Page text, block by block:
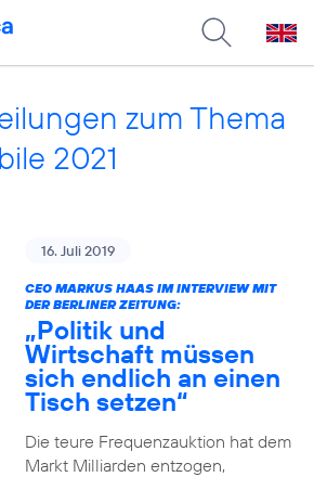
zum Thema
2021
16. Juli 2019
CEO MARKUS HAAS IM INTERVIEW MIT
DER BERLINER ZEITUNG:
„Politik und
Wirtschaft müssen
sich endlich an einen
Tisch setzen“
Die teure Frequenzauktion hat dem
Markt Milliarden entzogen,